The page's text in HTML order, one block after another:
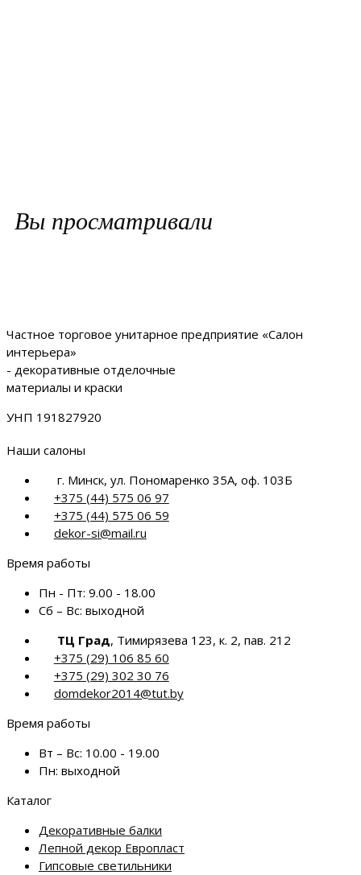
Вы просматривали
Частное торговое унитарное предприятие «Салон
интерьера»
- декоративные отделочные
материалы и краски
УНП 191827920
Наши салоны
г. Минск, ул. Пономаренко 35А, оф. 103Б
+375 (44) 575 06 97
+375 (44) 575 06 59
dekor-si@mail.ru
Время работы
Пн - Пт: 9.00 - 18.00
Сб – Вс: выходной
ТЦ Град, Тимирязева 123, к. 2, пав. 212
+375 (29) 106 85 60
+375 (29) 302 30 76
domdekor2014@tut.by
Время работы
Вт – Вс: 10.00 - 19.00
Пн: выходной
Каталог
Декоративные балки
Лепной декор Европласт
Гипсовые светильники